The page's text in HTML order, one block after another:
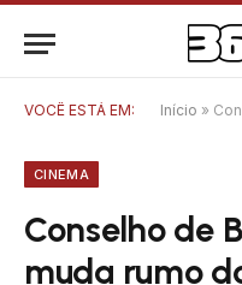
VOCÊ ESTÁ EM: Início »
CINEMA
Conselho de
muda rumo